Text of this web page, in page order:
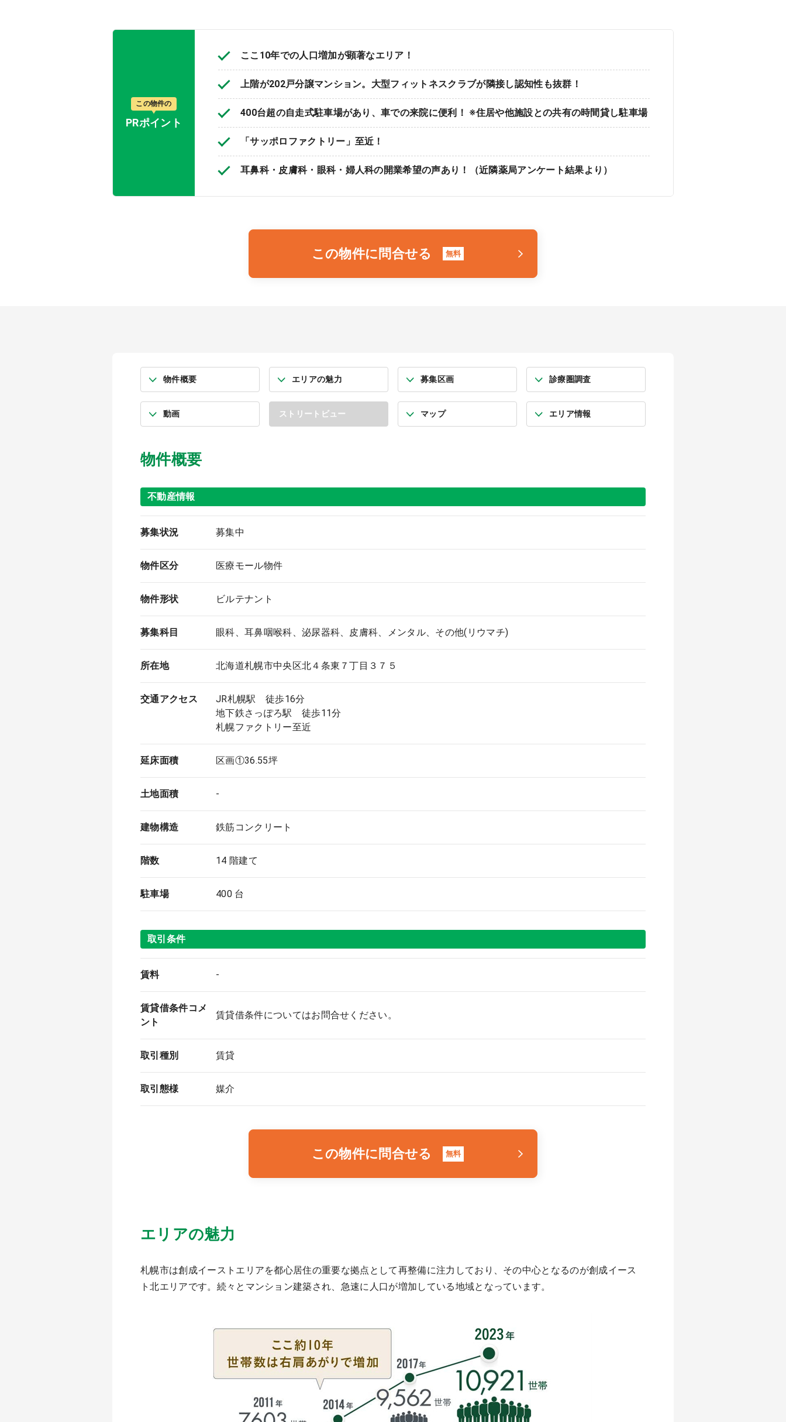
この物件の
PRポイント
ここ10年での人口増加が顕著なエリア！
上階が202戸分譲マンション。大型フィットネスクラブが隣接し認知性も抜群！
400台超の自走式駐車場があり、車での来院に便利！ ※住居や他施設との共有の時間貸し駐車場
「サッポロファクトリー」至近！
耳鼻科・皮膚科・眼科・婦人科の開業希望の声あり！（近隣薬局アンケート結果より）
この物件に問合せる 無料
物件概要 エリアの魅力 募集区画 診療圏調査
動画 ストリートビュー マップ エリア情報
物件概要
不動産情報
募集状況 募集中
物件区分 医療モール物件
物件形状 ビルテナント
募集科目 眼科、耳鼻咽喉科、泌尿器科、皮膚科、メンタル、その他(リウマチ)
所在地 北海道札幌市中央区北４条東７丁目３７５
交通アクセス
JR札幌駅 徒歩16分
地下鉄さっぽろ駅 徒歩11分
札幌ファクトリー至近
延床面積 区画①36.55坪
土地面積 -
建物構造 鉄筋コンクリート
階数 14 階建て
駐車場 400 台
取引条件
賃料 -
賃貸借条件コメ
ント
賃貸借条件についてはお問合せください。
取引種別 賃貸
取引態様 媒介
この物件に問合せる 無料
エリアの魅力
札幌市は創成イーストエリアを都心居住の重要な拠点として再整備に注力しており、その中心となるのが創成イース
ト北エリアです。続々とマンション建築され、急速に人口が増加している地域となっています。